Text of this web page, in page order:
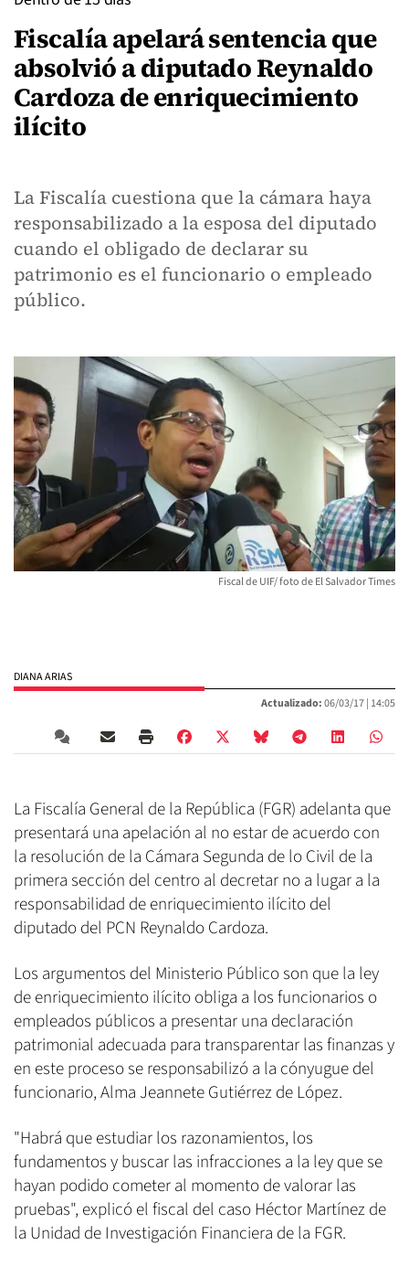
Fiscalía apelará sentencia que
absolvió a diputado Reynaldo
Cardoza de enriquecimiento
ilícito
La Fiscalía cuestiona que la cámara haya
responsabilizado a la esposa del diputado
cuando el obligado de declarar su
patrimonio es el funcionario o empleado
público.
Fiscal de UIF/ foto de El Salvador Times
DIANA ARIAS
Actualizado:06/03/17 | 14:05
La Fiscalía General de la República (FGR) adelanta que
presentará una apelación al no estar de acuerdo con
la resolución de la Cámara Segunda de lo Civil de la
primera sección del centro al decretar no a lugar a la
responsabilidad de enriquecimiento ilícito del
diputado del PCN Reynaldo Cardoza.
Los argumentos del Ministerio Público son que la ley
de enriquecimiento ilícito obliga a los funcionarios o
empleados públicos a presentar una declaración
patrimonial adecuada para transparentar las finanzas y
en este proceso se responsabilizó a la cónyugue del
funcionario, Alma Jeannete Gutiérrez de López.
"Habrá que estudiar los razonamientos, los
fundamentos y buscar las infracciones a la ley que se
hayan podido cometer al momento de valorar las
pruebas", explicó el fiscal del caso Héctor Martínez de
la Unidad de Investigación Financiera de la FGR.